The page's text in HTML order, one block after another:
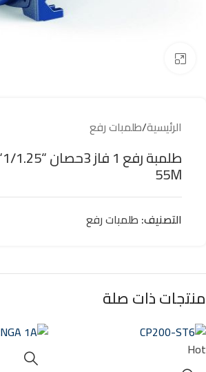
الرئيسية/طلمبات رفع
55M
التصنيف: طلمبات رفع
منتجات ذات صلة
Hot